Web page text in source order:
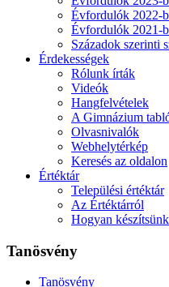
Évfordulók 2022-
Évfordulók 2021-
Századok szerinti
Érdekességek
Rólunk írták
Videók
Hangfelvételek
A Gimnázium
Olvasnivalók
Webhelytérkép
Keresés az oldalon
Értéktár
Települési értéktár
Az Értéktárról
Hogyan
Tanösvény
Tanösvény